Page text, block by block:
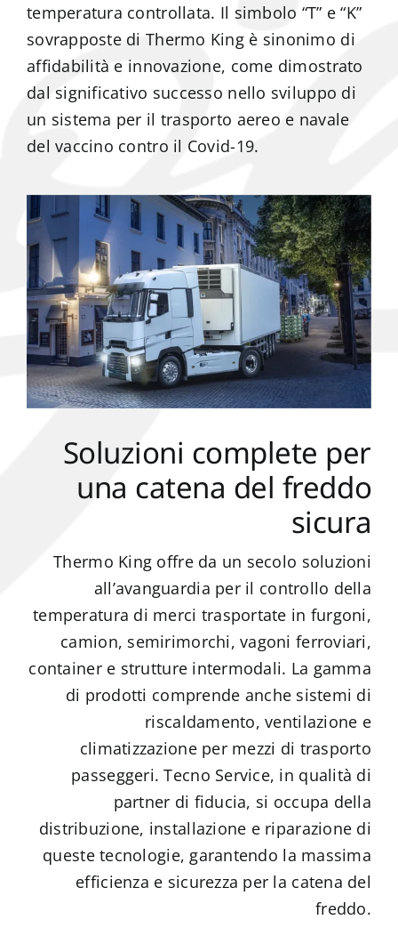
temperatura controllata. Il simbolo “T” e “K”
sovrapposte di Thermo King è sinonimo di
affidabilità e innovazione, come dimostrato
dal significativo successo nello sviluppo di
un sistema per il trasporto aereo e navale
del vaccino contro il Covid-19.
Soluzioni complete per
una catena del freddo
sicura
Thermo King offre da un secolo soluzioni
all’avanguardia per il controllo della
temperatura di merci trasportate in furgoni,
camion, semirimorchi, vagoni ferroviari,
container e strutture intermodali. La gamma
di prodotti comprende anche sistemi di
riscaldamento, ventilazione e
climatizzazione per mezzi di trasporto
passeggeri. Tecno Service, in qualità di
partner di fiducia, si occupa della
distribuzione, installazione e riparazione di
queste tecnologie, garantendo la massima
efficienza e sicurezza per la catena del
freddo.